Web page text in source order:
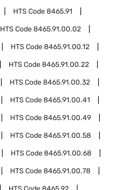
HTS Code8465.91
HTS Code8465.91.00.02
HTS Code8465.91.00.12
HTS Code8465.91.00.22
HTS Code8465.91.00.32
HTS Code8465.91.00.41
HTS Code8465.91.00.49
HTS Code8465.91.00.58
HTS Code8465.91.00.68
HTS Code8465.91.00.78